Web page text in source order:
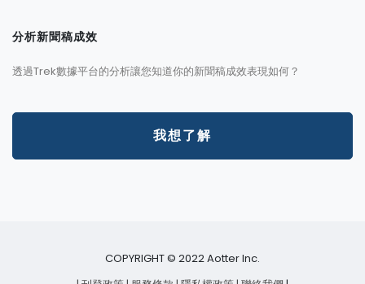
分析新聞稿成效
透過Trek數據平台的分析讓您知道你的新聞稿成效表現如何？
我想了解
COPYRIGHT © 2022 Aotter Inc.